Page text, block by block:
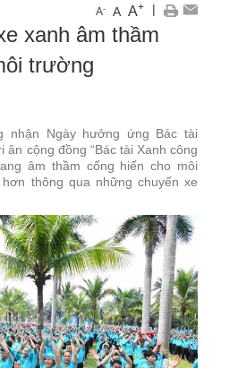
A- A A+ |
xanh âm thầm
trường
nhận Ngày hưởng ứng Bác tài
ân cộng đồng “Bác tài Xanh công
âm thầm cống hiến cho môi
thông qua những chuyến xe